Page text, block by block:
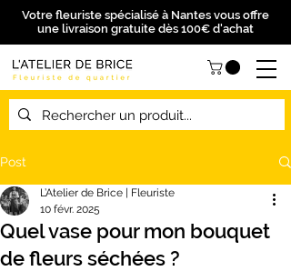
Votre fleuriste spécialisé à Nantes vous offre
une livraison gratuite dès 100€ d'achat
Post
Quel vase pour mon bouquet
de fleurs séchées ?
L’Atelier de Brice | Fleuriste
10 févr. 2025